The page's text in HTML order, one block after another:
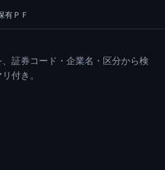
有ＰＦ
証券コード・企業名・区分から検
付き。